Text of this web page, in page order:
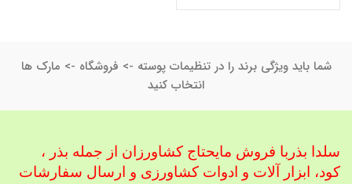
شما باید ویژگی برند را در تنظیمات پوسته -> فروشگاه -> مارک ها
انتخاب کنید
سلدا بذربا فروش مایحتاج کشاورزان از جمله بذر ،
کود، ابزار آلات و ادوات کشاورزی و ارسال سفارشات